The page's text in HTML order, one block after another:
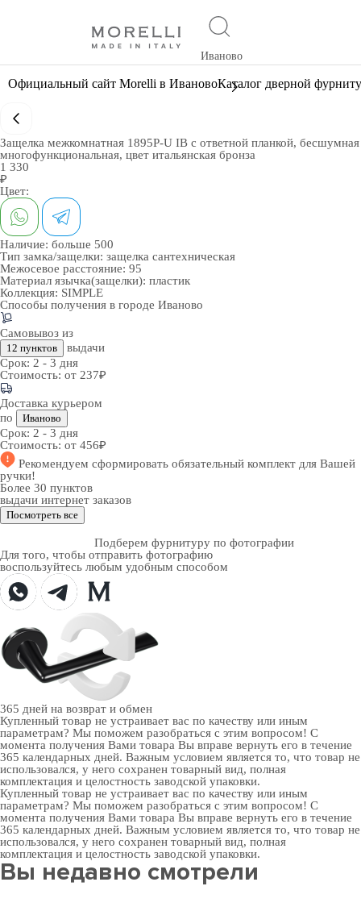
Иваново
Официальный сайт Morelli в ИвановоКаталог дверной
Защелка межкомнатная 1895P-U IB с ответной планкой, бесшумная
многофункциональная, цвет итальянская бронза
1 330
₽
Цвет:
Наличие: больше 500
Тип замка/защелки: защелка сантехническая
Межосевое расстояние: 95
Материал язычка(защелки): пластик
Коллекция: SIMPLE
Способы получения в городе Иваново
Самовывоз из
12 пунктов
выдачи
Срок: 2 - 3 дня
Стоимость: от 237₽
Доставка курьером
по
Иваново
Срок: 2 - 3 дня
Стоимость: от 456₽
Рекомендуем сформировать обязательный комплект для Вашей
ручки!
Более 30 пунктов
выдачи интернет заказов
Посмотреть все
Подберем фурнитуру по фотографии
Для того, чтобы отправить фотографию
воспользуйтесь любым удобным способом
365 дней на возврат и обмен
Купленный товар не устраивает вас по качеству или иным
параметрам? Мы поможем разобраться с этим вопросом! С
момента получения Вами товара Вы вправе вернуть его в течение
365 календарных дней. Важным условием является то, что товар не
использовался, у него сохранен товарный вид, полная
комплектация и целостность заводской упаковки.
Купленный товар не устраивает вас по качеству или иным
параметрам? Мы поможем разобраться с этим вопросом! С
момента получения Вами товара Вы вправе вернуть его в течение
365 календарных дней. Важным условием является то, что товар не
использовался, у него сохранен товарный вид, полная
комплектация и целостность заводской упаковки.
Вы недавно смотрели